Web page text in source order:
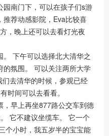
南门下，可以在孩子们s游
推荐动感影院，Eva比较喜
，晚上还可以去看灯光夜
下午可以选择北大清华之
氛围。 可以关注两所大学
去清华的时候，参观已经
时间可以去看看。
早上再坐877路公交车到德
它不建议坐缆车。 它一个
个小时，我五岁半的宝宝能